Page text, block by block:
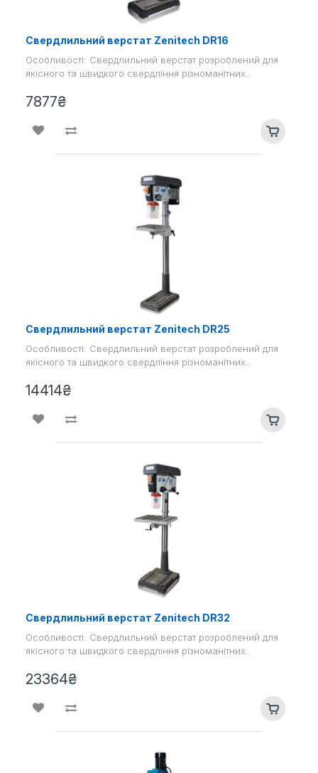
Свердлильний верстат Zenitech DR16
Особливості: Свердлильний верстат розроблений для
якісного та швидкого свердління різноманітних..
7877₴
Свердлильний верстат Zenitech DR25
Особливості: Свердлильний верстат розроблений для
якісного та швидкого свердління різноманітних..
14414₴
Свердлильний верстат Zenitech DR32
Особливості: Свердлильний верстат розроблений для
якісного та швидкого свердління різноманітних..
23364₴